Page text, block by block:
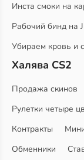
Инста смоки на
Рабочий бинд на
Убираем кровь и
Халява CS2
Продажа скинов
Рулетки четыре
Контракты
Обменники